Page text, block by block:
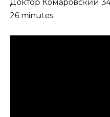
Доктор Комаровский
26 minutes